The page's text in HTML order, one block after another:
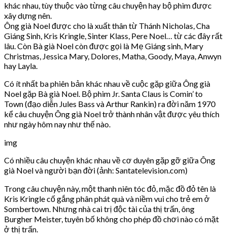
khác nhau, tùy thuộc vào từng câu chuyện hay bộ phim được
xây dựng nên.
Ông già Noel được cho là xuất thân từ Thánh Nicholas, Cha
Giáng Sinh, Kris Kringle, Sinter Klass, Pere Noel… từ các đây rất
lâu. Còn Bà già Noel còn được gọi là Mẹ Giáng sinh, Mary
Christmas, Jessica Mary, Dolores, Matha, Goody, Maya, Anwyn
hay Layla.
Có ít nhất ba phiên bản khác nhau về cuộc gặp giữa Ông già
Noel gặp Bà già Noel. Bộ phim Jr. Santa Claus is Comin’ to
Town (đạo diễn Jules Bass và Arthur Rankin) ra đời năm 1970
kể câu chuyện Ông già Noel trở thành nhân vật được yêu thích
như ngày hôm nay như thế nào.
img
Có nhiều câu chuyện khác nhau về cơ duyên gặp gỡ giữa Ông
già Noel và người bạn đời (ảnh: Santatelevision.com)
Trong câu chuyện này, một thanh niên tóc đỏ, mặc đồ đỏ tên là
Kris Kringle cố gắng phân phát quà và niềm vui cho trẻ em ở
Sombertown. Nhưng nhà cai trị độc tài của thị trấn, ông
Burgher Meister, tuyên bố không cho phép đồ chơi nào có mặt
ở thị trấn.